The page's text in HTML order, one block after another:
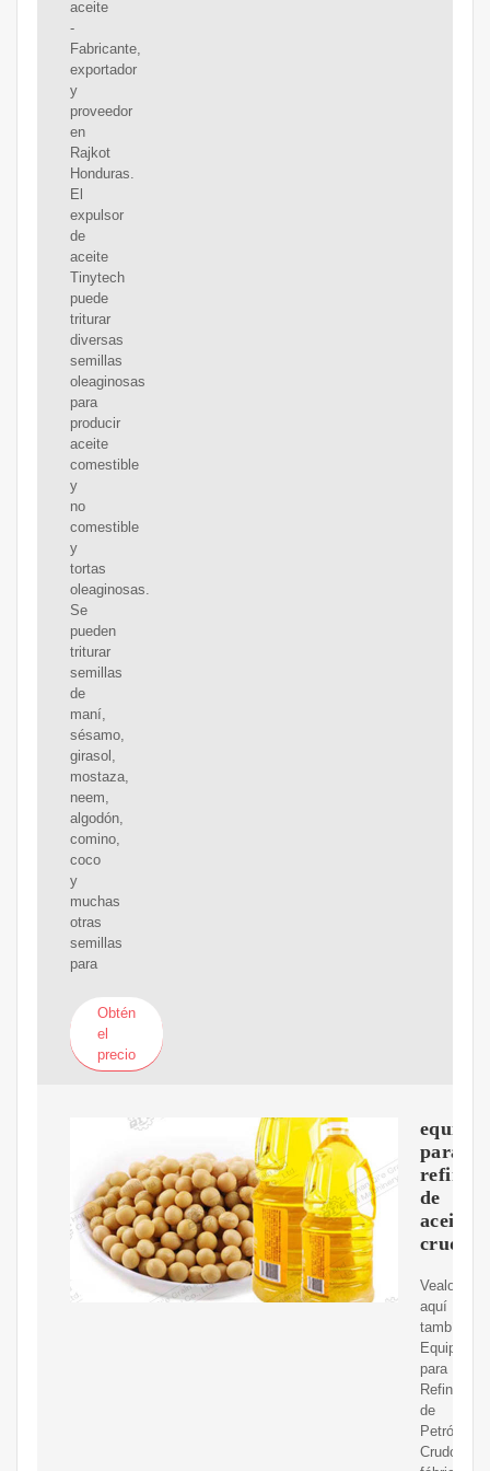
aceite
-
Fabricante,
exportador
y
proveedor
en
Rajkot
Honduras.
El
expulsor
de
aceite
Tinytech
puede
triturar
diversas
semillas
oleaginosas
para
producir
aceite
comestible
y
no
comestible
y
tortas
oleaginosas.
Se
pueden
triturar
semillas
de
maní,
sésamo,
girasol,
mostaza,
neem,
algodón,
comino,
coco
y
muchas
otras
semillas
para
Obtén
el
precio
equipos
para
de
aceite
crudo
Vealo
aquí
tambíen
Equipos
para
Refinación
de
Petróleo
Crudo